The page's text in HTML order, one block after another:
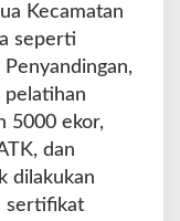
Kecamatan
seperti
Penyandingan,
pelatihan
5000 ekor,
dan
dilakukan
sertifikat